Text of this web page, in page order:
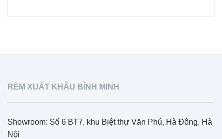
RÈM XUẤT KHẨU BÌNH MINH
Showroom: Số 6 BT7, khu Biệt thự Văn Phú, Hà Đông, Hà
Nội